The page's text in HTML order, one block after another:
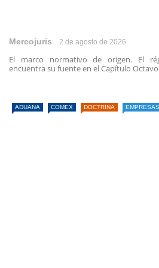
Mercojuris 2 de agosto de 2026
El marco normativo de origen. El
encuentra su fuente en el Capítulo Octavo
ADUANA COMEX DOCTRINA EMPRESAS